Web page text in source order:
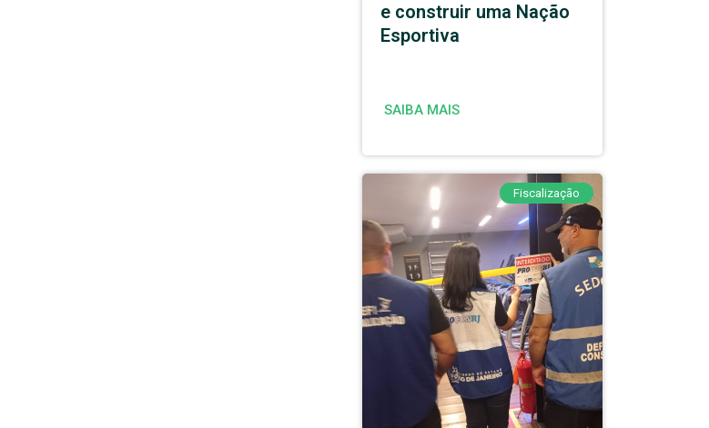
e construir uma Nação
Esportiva
SAIBA MAIS
Fiscalização